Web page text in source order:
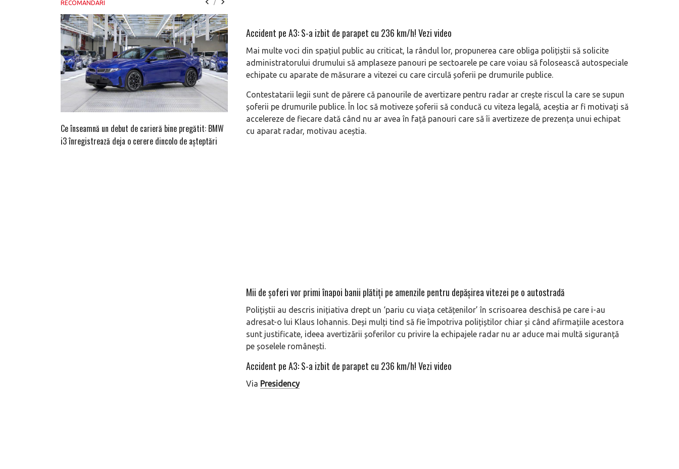
Accident pe A3: S-a izbit de parapet cu 236 km/h! Vezi video
Mai multe voci din spațiul public au criticat, la rândul lor, propunerea care obliga polițiștii să solicite
administratorului drumului să amplaseze panouri pe sectoarele pe care voiau să folosească autospeciale
echipate cu aparate de măsurare a vitezei cu care circulă șoferii pe drumurile publice.
Contestatarii legii sunt de părere că panourile de avertizare pentru radar ar crește riscul la care se supun
șoferii pe drumurile publice. În loc să motiveze șoferii să conducă cu viteza legală, aceștia ar fi motivați să
accelereze de fiecare dată când nu ar avea în față panouri care să îi avertizeze de prezența unui echipat
cu aparat radar, motivau aceștia.
Mii de șoferi vor primi înapoi banii plătiţi pe amenzile pentru depăşirea vitezei pe o autostradă
Polițiștii au descris inițiativa drept un ‘pariu cu viața cetățenilor’ în scrisoarea deschisă pe care i-au
adresat-o lui Klaus Iohannis. Deși mulți tind să fie împotriva polițiștilor chiar și când afirmațiile acestora
sunt justificate, ideea avertizării șoferilor cu privire la echipajele radar nu ar aduce mai multă siguranță
pe șoselele românești.
Accident pe A3: S-a izbit de parapet cu 236 km/h! Vezi video
Via Presidency
RECOMANDARI /
Ce înseamnă un debut de carieră bine pregătit: BMW
i3 înregistrează deja o cerere dincolo de așteptări
Versiune MINI Countryman încă nelansată oficial, dată